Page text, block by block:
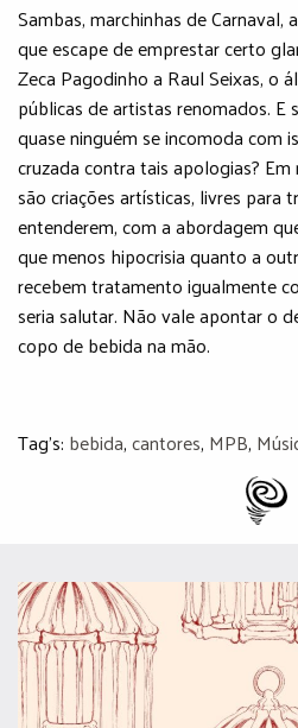
Sambas, marchinhas de Carnaval,
que escape de emprestar certo
Zeca Pagodinho a Raul Seixas, o
públicas de artistas renomados. E
quase ninguém se incomoda com
cruzada contra tais apologias?
são criações artísticas, livres para
entenderem, com a abordagem
que menos hipocrisia quanto a
recebem tratamento igualmente
seria salutar. Não vale apontar o
copo de bebida na mão.
Tag's: bebida,cantores, MPB,